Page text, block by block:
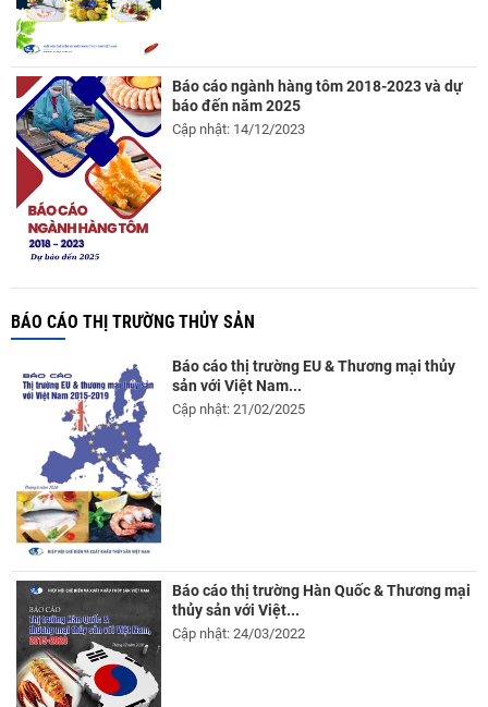
Báo cáo ngành hàng tôm 2018-2023 và dự
báo đến năm 2025
Cập nhật: 14/12/2023
BÁO CÁO THỊ TRƯỜNG THỦY SẢN
Báo cáo thị trường EU & Thương mại thủy
sản với Việt Nam...
Cập nhật: 21/02/2025
Báo cáo thị trường Hàn Quốc & Thương mại
thủy sản với Việt...
Cập nhật: 24/03/2022